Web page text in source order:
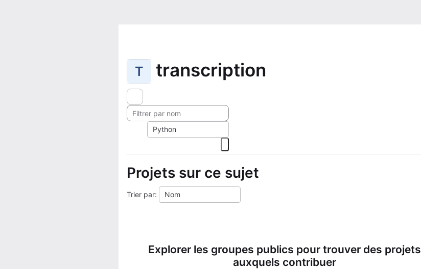
T transcription
Python
Projets sur ce sujet
Trier par: Nom
Explorer les groupes publics pour trouver des projets
auxquels contribuer